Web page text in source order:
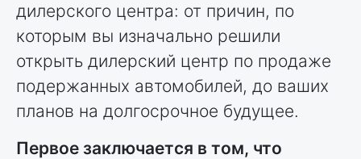
дилерского центра: от причин, по
которым вы изначально решили
открыть дилерский центр по продаже
подержанных автомобилей, до ваших
планов на долгосрочное будущее.
Первое заключается в том, что